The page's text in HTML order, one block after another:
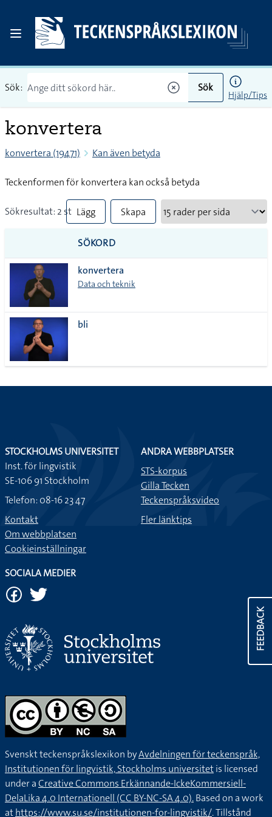
Sök: Sök
Hjälp/Tips
konvertera
konvertera (19471) Kan även betyda
Teckenformen för konvertera kan också betyda
Sökresultat: 2 st Lägg
till
alla i
lista
Skapa
SÖKORD
konvertera
Data och teknik
bli
FEEDBACK
STOCKHOLMS UNIVERSITET
Inst. för lingvistik
SE-106 91 Stockholm
Telefon: 08-16 23 47
Kontakt
Om webbplatsen
Cookieinställningar
ANDRA WEBBPLATSER
STS-korpus
Gilla Tecken
Teckenspråksvideo
Fler länktips
SOCIALA MEDIER
Svenskt teckenspråkslexikon byAvdelningen för teckenspråk,
Institutionen för lingvistik, Stockholms universitetis licensed
under aCreative Commons Erkännande-IckeKommersiell-
DelaLika 4.0 Internationell (CC BY-NC-SA 4.0).Based on a work
athttps://www.su.se/institutionen-for-lingvistik/. Tillstånd